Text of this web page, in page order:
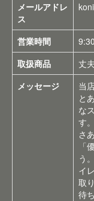
メールアドレ
ス
営業時間
取扱商品
丈
メッセージ
当
と
な
す。
さ
「
う
イ
取
待